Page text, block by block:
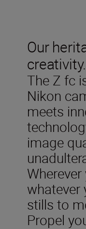
Our
creativity.
The Z fc
Nikon
meets
image
stills to
Propel